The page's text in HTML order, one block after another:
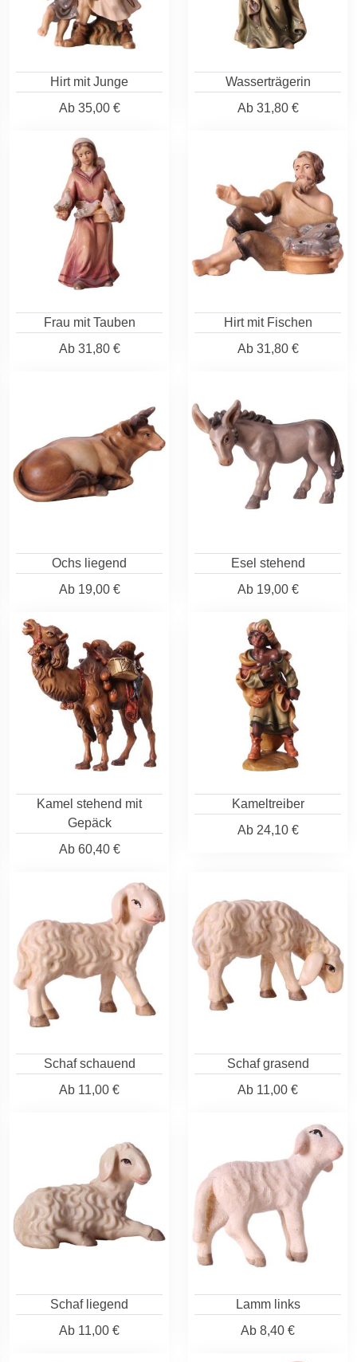
Hirt mit Junge
Ab35,00 €
Wasserträgerin
Ab31,80 €
Frau mit Tauben
Ab31,80 €
Hirt mit Fischen
Ab31,80 €
Ochs liegend
Ab19,00 €
Esel stehend
Ab19,00 €
Kamel stehend mit
Gepäck
Ab60,40 €
Kameltreiber
Ab24,10 €
Schaf schauend
Ab 11,00 €
Schaf grasend
Ab 11,00 €
Schaf liegend
Ab 11,00 €
Lamm links
Ab 8,40 €